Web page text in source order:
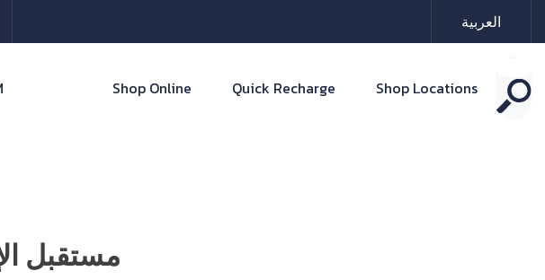
العربية
Shop Online Quick Recharge Shop Locations
مستقبل